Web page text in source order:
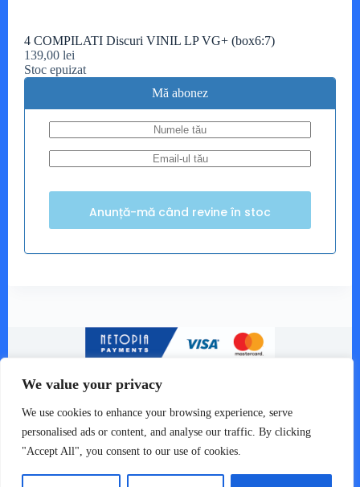
We value your privacy
We use cookies to enhance your browsing experience, serve
personalised ads or content, and analyse our traffic. By clicking
"Accept All", you consent to our use of cookies.
4 COMPILATI Discuri VINIL LP VG+ (box6:7)
139,00 lei
Stoc epuizat
Mă abonez
Despre noi